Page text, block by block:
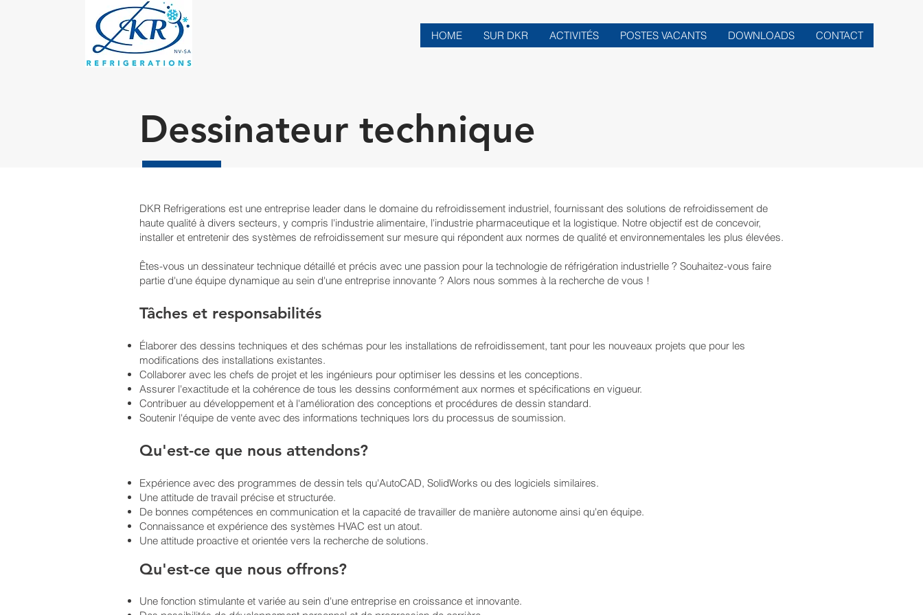
HOME SUR DKR ACTIVITÉS POSTES VACANTS DOWNLOADS CONTACT
Dessinateur technique
DKR Refrigerations est une entreprise leader dans le domaine du refroidissement industriel, fournissant des solutions de refroidissement de
haute qualité à divers secteurs, y compris l'industrie alimentaire, l'industrie pharmaceutique et la logistique. Notre objectif est de concevoir,
installer et entretenir des systèmes de refroidissement sur mesure qui répondent aux normes de qualité et environnementales les plus élevées.
Êtes-vous un dessinateur technique détaillé et précis avec une passion pour la technologie de réfrigération industrielle ? Souhaitez-vous faire
partie d'une équipe dynamique au sein d'une entreprise innovante ? Alors nous sommes à la recherche de vous !
Tâches et responsabilités
Élaborer des dessins techniques et des schémas pour les installations de refroidissement, tant pour les nouveaux projets que pour les
modifications des installations existantes.
Collaborer avec les chefs de projet et les ingénieurs pour optimiser les dessins et les conceptions.
Assurer l'exactitude et la cohérence de tous les dessins conformément aux normes et spécifications en vigueur.
Contribuer au développement et à l'amélioration des conceptions et procédures de dessin standard.
Soutenir l'équipe de vente avec des informations techniques lors du processus de soumission.
Qu'est-ce que nous attendons?
Expérience avec des programmes de dessin tels qu'AutoCAD, SolidWorks ou des logiciels similaires.
Une attitude de travail précise et structurée.
De bonnes compétences en communication et la capacité de travailler de manière autonome ainsi qu'en équipe.
Connaissance et expérience des systèmes HVAC est un atout.
Une attitude proactive et orientée vers la recherche de solutions.
Qu'est-ce que nous offrons?
Une fonction stimulante et variée au sein d'une entreprise en croissance et innovante.